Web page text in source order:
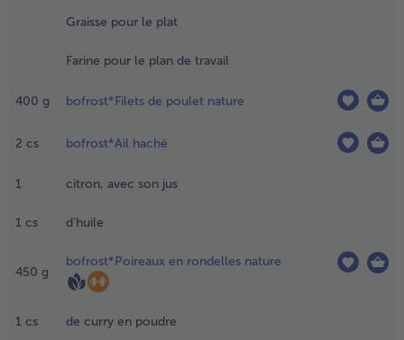
Graisse pour le plat
Farine pour le plan de travail
400 g bofrost*Filets de poulet nature
2 cs bofrost*Ail haché
1 citron, avec son jus
1 cs d'huile
450 g
bofrost*Poireaux en rondelles nature
1 cs de curry en poudre
à
de
la
soit